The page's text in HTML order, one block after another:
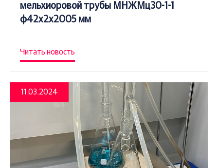
мельхиоровой трубы МНЖМц30-1-1
ф42х2х2005 мм
Читать новость
11.03.2024